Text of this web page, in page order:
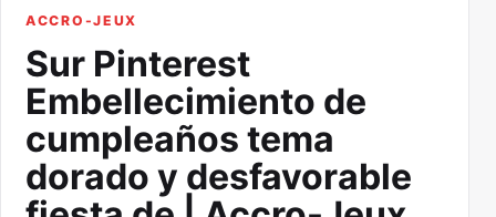
ACCRO-JEUX
Sur Pinterest
Embellecimiento de
cumpleaños tema
dorado y desfavorable